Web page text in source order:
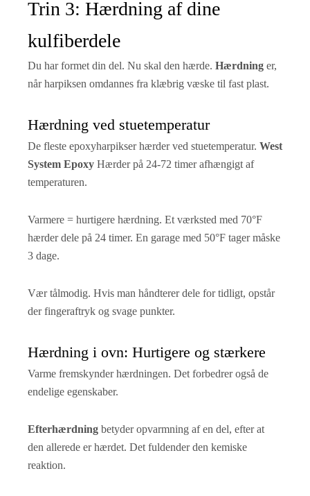
Trin 3: Hærdning af dine
kulfiberdele
Du har formet din del. Nu skal den hærde. Hærdning er,
når harpiksen omdannes fra klæbrig væske til fast plast.
Hærdning ved stuetemperatur
De fleste epoxyharpikser hærder ved stuetemperatur. West
System Epoxy Hærder på 24-72 timer afhængigt af
temperaturen.
Varmere = hurtigere hærdning. Et værksted med 70°F
hærder dele på 24 timer. En garage med 50°F tager måske
3 dage.
Vær tålmodig. Hvis man håndterer dele for tidligt, opstår
der fingeraftryk og svage punkter.
Hærdning i ovn: Hurtigere og stærkere
Varme fremskynder hærdningen. Det forbedrer også de
endelige egenskaber.
Efterhærdning betyder opvarmning af en del, efter at
den allerede er hærdet. Det fuldender den kemiske
reaktion.